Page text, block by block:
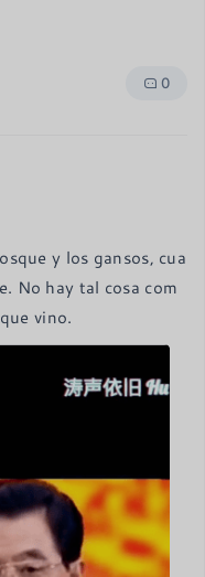
0
y los gansos, cua
No hay tal cosa com
vino.